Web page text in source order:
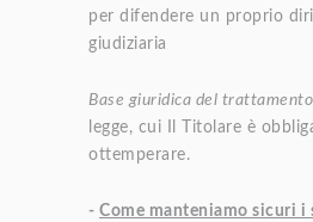
per difendere un proprio
giudiziaria
Base giuridica del
legge, cui Il Titolare è
ottemperare.
- Come manteniamo sicuri i